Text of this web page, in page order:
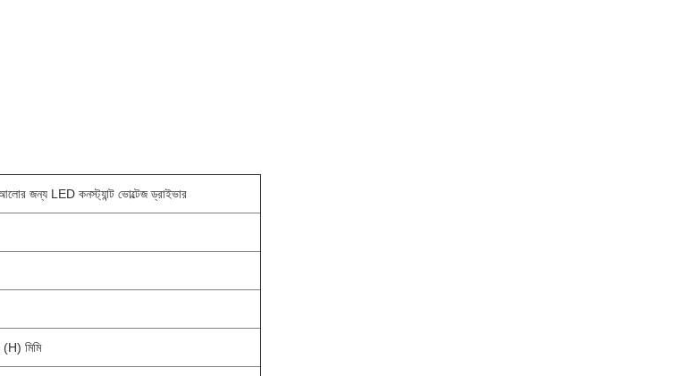
জন্য LED কনস্ট্যান্ট ভোল্টেজ ড্রাইভার
মিমি